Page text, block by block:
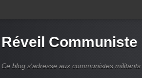
Réveil Communiste
Ce blog s'adresse aux communistes